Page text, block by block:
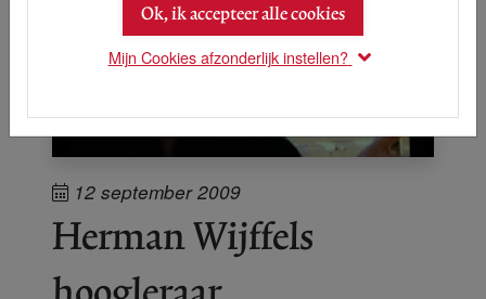
12 september 2009
Herman Wijffels
Ok, ik accepteer alle cookies
Mijn Cookies afzonderlijk instellen?